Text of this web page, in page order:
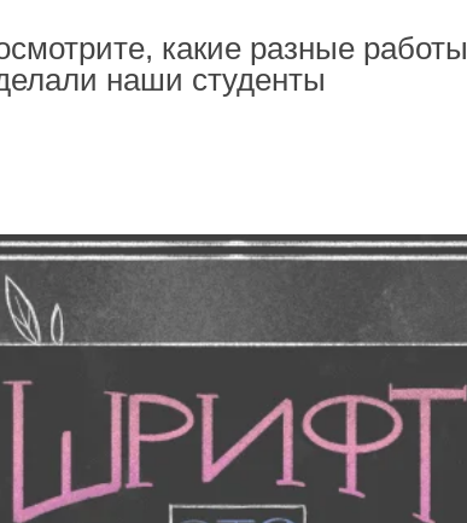
какие разные работы
наши студенты